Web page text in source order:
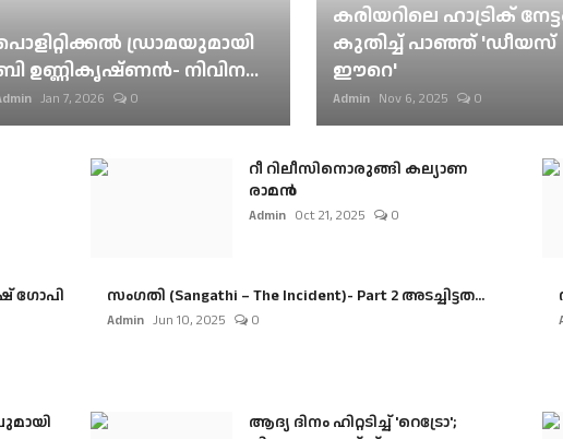
ഡ്രാമയുമായി
ഉണ്ണികൃഷ്ണന്‍- നിവിന...
Jan 7, 2026 0
കരിയറിലെ ഹാട്രിക്
കുതിച്ച് പാഞ്ഞ് 'ഡീയസ്
ഈറെ'
Admin Nov 6, 2025 0
റീ റിലീസിനൊരുങ്ങി കല്യാണ
രാമൻ
Admin Oct 21, 2025 0
ഗോപി
സംഗതി (Sangathi – The Incident)- Part 2 അടച്ചിട്ടത...
Admin Jun 10, 2025 0
ആദ്യ ദിനം ഹിറ്റടിച്ച് 'റെട്രോ';